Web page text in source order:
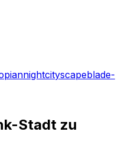
nightcityscapeblade-
Stadt zu